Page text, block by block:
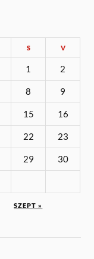
S V
1 2
8 9
15 16
22 23
29 30
SZEPT »